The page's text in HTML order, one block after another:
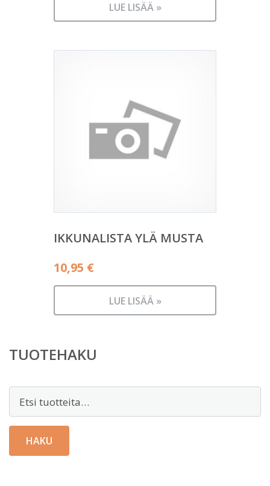
LUE LISÄÄ »
IKKUNALISTA YLÄ MUSTA
10,95 €
LUE LISÄÄ »
TUOTEHAKU
HAKU